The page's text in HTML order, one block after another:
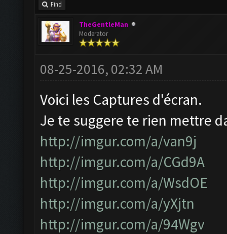
Find
TheGentleMan
Moderator
08-25-2016, 02:32 AM
Voici les Captures d'écran.
Je te suggere te rien mettre
http://imgur.com/a/van9j
http://imgur.com/a/CGd9A
http://imgur.com/a/WsdOE
http://imgur.com/a/yXjtn
http://imgur.com/a/94Wgv